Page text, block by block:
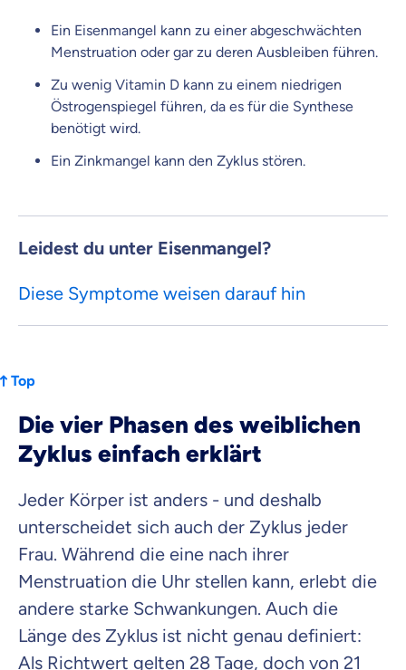
Ein Eisenmangel kann zu einer abgeschwächten
Menstruation oder gar zu deren Ausbleiben führen.
Zu wenig Vitamin D kann zu einem niedrigen
Östrogenspiegel führen, da es für die Synthese
benötigt wird.
Ein Zinkmangel kann den Zyklus stören.
Leidest du unter Eisenmangel?
Diese Symptome weisen darauf hin
Top
Die vier Phasen des weiblichen
Zyklus einfach erklärt
Jeder Körper ist anders - und deshalb
unterscheidet sich auch der Zyklus jeder
Frau. Während die eine nach ihrer
Menstruation die Uhr stellen kann, erlebt die
andere starke Schwankungen. Auch die
Länge des Zyklus ist nicht genau definiert:
Als Richtwert gelten 28 Tage, doch von 21